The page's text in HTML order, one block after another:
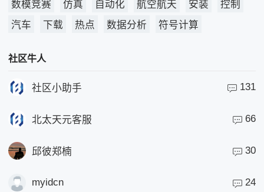
数模竞赛
仿真 自动化 航空航天 安装
控制
汽车
下载 热点 数据分析 符号计算
社区牛人
社区小助手 131
北太天元客服 66
邱彼郑楠 30
myidcn 24